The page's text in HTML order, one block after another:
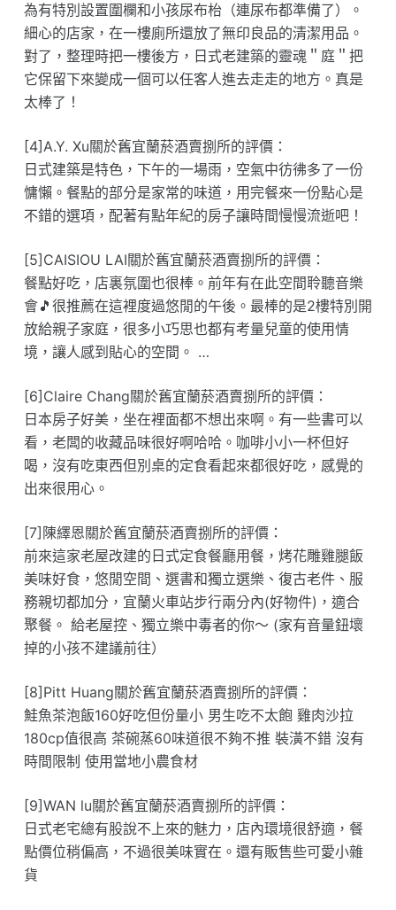
為有特別設置圍欄和小孩尿布枱（連尿布都準備了）。
細心的店家，在一樓廁所還放了無印良品的清潔用品。
對了，整理時把一樓後方，日式老建築的靈魂＂庭＂把
它保留下來變成一個可以任客人進去走走的地方。真是
太棒了！
[4]A.Y. Xu關於舊宜蘭菸酒賣捌所的評價：
日式建築是特色，下午的一場雨，空氣中彷彿多了一份
慵懶。餐點的部分是家常的味道，用完餐來一份點心是
不錯的選項，配著有點年紀的房子讓時間慢慢流逝吧！
[5]CAISIOU LAI關於舊宜蘭菸酒賣捌所的評價：
餐點好吃，店裏氛圍也很棒。前年有在此空間聆聽音樂
會🎵很推薦在這裡度過悠閒的午後。最棒的是2樓特別開
放給親子家庭，很多小巧思也都有考量兒童的使用情
境，讓人感到貼心的空間。 …
[6]Claire Chang關於舊宜蘭菸酒賣捌所的評價：
日本房子好美，坐在裡面都不想出來啊。有一些書可以
看，老闆的收藏品味很好啊哈哈。咖啡小小一杯但好
喝，沒有吃東西但別桌的定食看起來都很好吃，感覺的
出來很用心。
[7]陳繹恩關於舊宜蘭菸酒賣捌所的評價：
前來這家老屋改建的日式定食餐廳用餐，烤花雕雞腿飯
美味好食，悠閒空間、選書和獨立選樂、復古老件、服
務親切都加分，宜蘭火車站步行兩分內(好物件)，適合
聚餐。 給老屋控、獨立樂中毒者的你～ (家有音量鈕壞
掉的小孩不建議前往）
[8]Pitt Huang關於舊宜蘭菸酒賣捌所的評價：
鮭魚茶泡飯160好吃但份量小 男生吃不太飽 雞肉沙拉
180cp值很高 茶碗蒸60味道很不夠不推 裝潢不錯 沒有
時間限制 使用當地小農食材
[9]WAN lu關於舊宜蘭菸酒賣捌所的評價：
日式老宅總有股說不上來的魅力，店內環境很舒適，餐
點價位稍偏高，不過很美味實在。還有販售些可愛小雜
貨